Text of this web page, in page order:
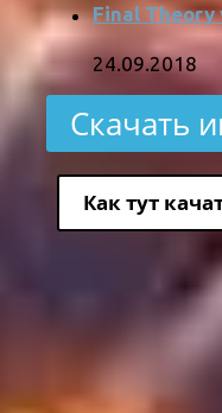
Final Theory
24.09.2018
Скачать
Как тут